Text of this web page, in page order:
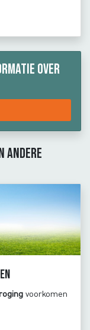
over
andere
voorkomen